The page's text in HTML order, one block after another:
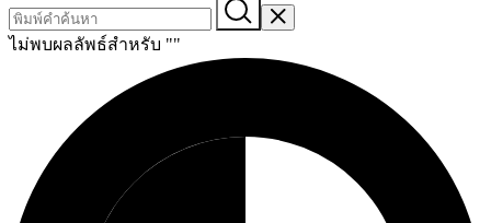
ไม่พบผลลัพธ์สำหรับ ""